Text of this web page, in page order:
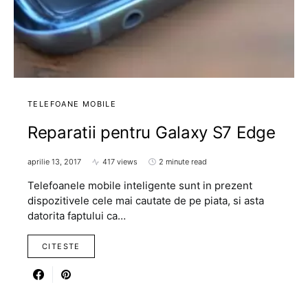
TELEFOANE MOBILE
Reparatii pentru Galaxy S7 Edge
aprilie 13, 2017 417 views 2 minute read
Telefoanele mobile inteligente sunt in prezent
dispozitivele cele mai cautate de pe piata, si asta
datorita faptului ca…
CITESTE